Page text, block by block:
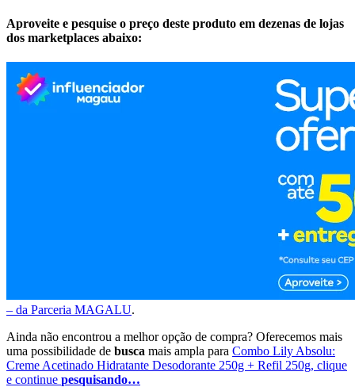
Aproveite e pesquise o preço deste produto em dezenas de lojas
dos marketplaces abaixo:
– da Parceria MAGALU.
Ainda não encontrou a melhor opção de compra? Oferecemos mais
uma possibilidade de busca mais ampla para Combo Lily Absolu:
Creme Acetinado Hidratante Desodorante 250g + Refil 250g, clique
e continue pesquisando…